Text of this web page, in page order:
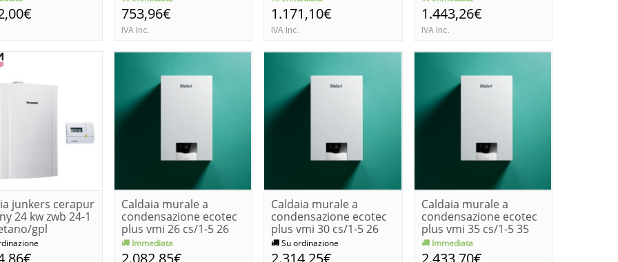
753,96€
IVA Inc.
1.171,10€
IVA Inc.
1.443,26€
IVA Inc.
junkers cerapur
24 kw zwb 24-1
gpl
Caldaia murale a
condensazione ecotec
plus vmi 26 cs/1-5 26
kwImmediata
2.082,85€
Caldaia murale a
condensazione ecotec
plus vmi 30 cs/1-5 26
kwSu ordinazione
2.314,25€
Caldaia murale a
condensazione ecotec
plus vmi 35 cs/1-5 35
kwImmediata
2.433,70€